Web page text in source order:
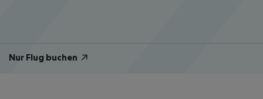
Nur Flug buchen